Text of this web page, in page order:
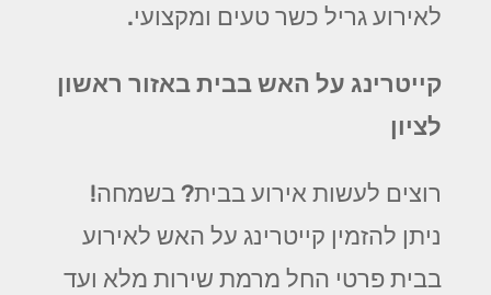
לאירוע גריל כשר טעים ומקצועי.
קייטרינג על האש בבית באזור ראשון
לציון
רוצים לעשות אירוע בבית? בשמחה!
ניתן להזמין קייטרינג על האש לאירוע
בבית פרטי החל מרמת שירות מלא ועד